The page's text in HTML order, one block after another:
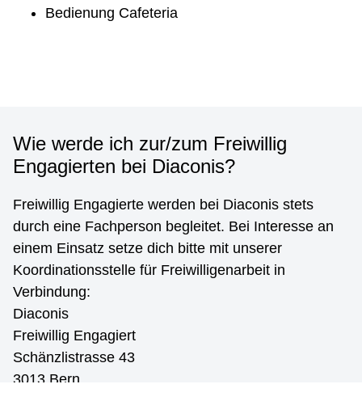
Bedienung Cafeteria
Wie werde ich zur/zum Freiwillig
Engagierten bei Diaconis?
Freiwillig Engagierte werden bei Diaconis stets
durch eine Fachperson begleitet. Bei Interesse an
einem Einsatz setze dich bitte mit unserer
Koordinationsstelle für Freiwilligenarbeit in
Verbindung:
Diaconis
Freiwillig Engagiert
Schänzlistrasse 43
3013 Bern